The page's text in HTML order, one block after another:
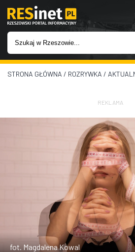
WIADOMOŚCI
GASTRONOMIA
ZDJĘCIA
STRONA GŁÓWNA / ROZRYWKA /
REKLAMA
fot. Magdalena Kowal